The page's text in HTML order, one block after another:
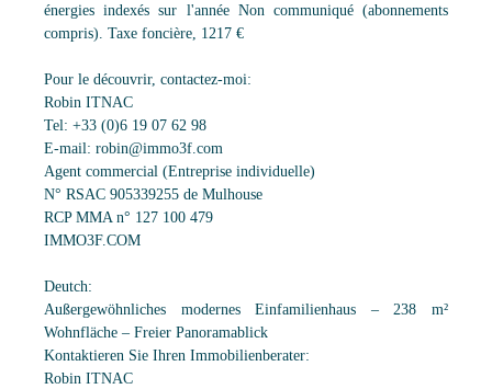
énergies indexés sur l'année Non communiqué (abonnements
compris). Taxe foncière, 1217 €
Pour le découvrir, contactez-moi:
Robin ITNAC
Tel: +33 (0)6 19 07 62 98
E-mail: robin@immo3f.com
Agent commercial (Entreprise individuelle)
N° RSAC 905339255 de Mulhouse
RCP MMA n° 127 100 479
IMMO3F.COM
Deutch:
Außergewöhnliches modernes Einfamilienhaus – 238 m²
Wohnfläche – Freier Panoramablick
Kontaktieren Sie Ihren Immobilienberater:
Robin ITNAC